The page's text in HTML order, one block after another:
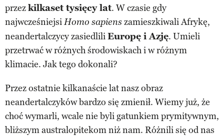
przezkilkaset tysięcy lat. W czasie gdy
najwcześniejsiHomo sapienszamieszkiwali Afrykę,
neandertalczycy zasiedliliEuropę i Azję. Umieli
przetrwać w różnych środowiskach i w różnym
klimacie. Jak tego dokonali?
Przez ostatnie kilkanaście lat nasz obraz
neandertalczyków bardzo się zmienił. Wiemy już, że
choć wymarli, wcale nie byli gatunkiem prymitywnym,
bliższym australopitekom niż nam. Różnili się od nas